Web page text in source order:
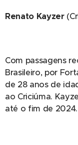
Renato Kayzer
Com passagens
Brasileiro, por
de 28 anos de
ao Criciúma.
até o fim de 2024.